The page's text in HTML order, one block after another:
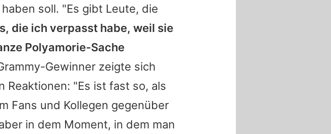
soll. "Es gibt Leute, die
die ich verpasst habe, weil sie
Polyamorie-Sache
Gewinner zeigte sich
Reaktionen: "Es ist fast so, als
Fans und Kollegen gegenüber
in dem Moment, in dem man